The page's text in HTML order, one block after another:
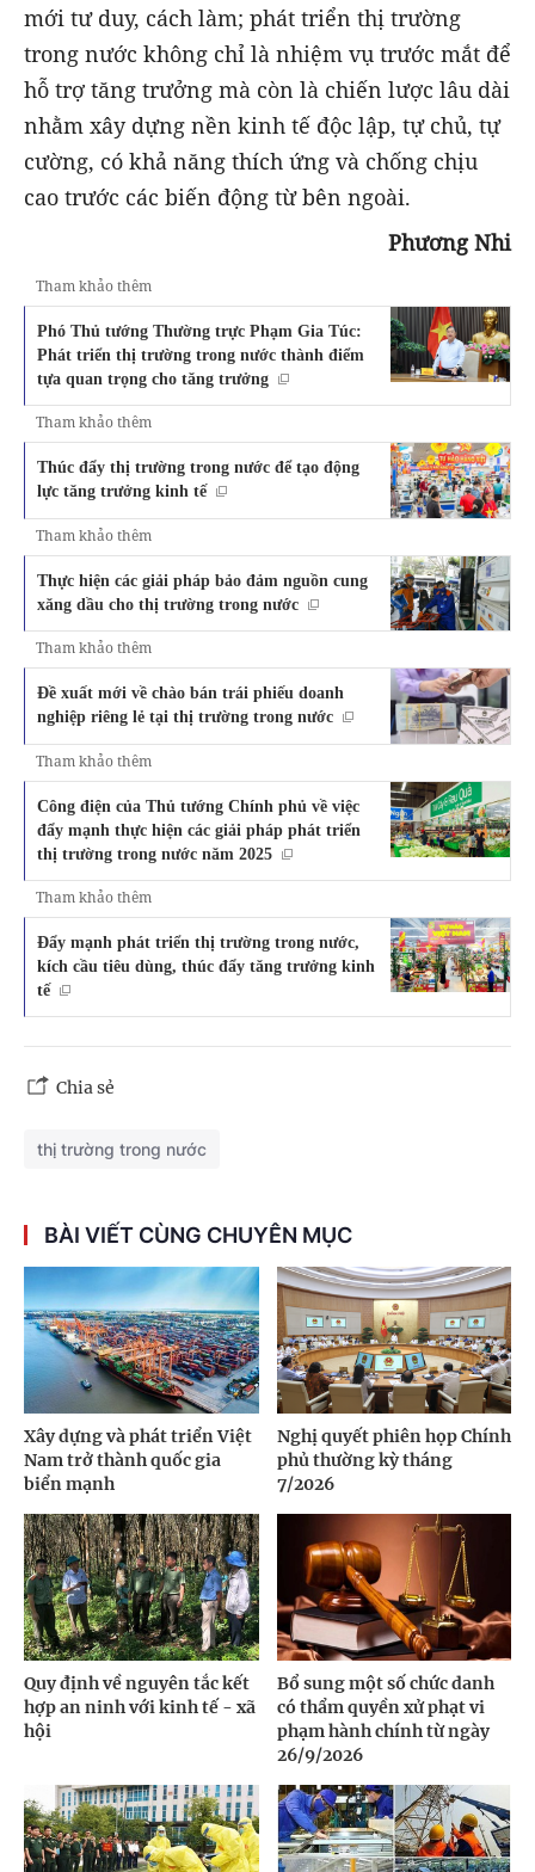
mới tư duy, cách làm; phát triển thị trường
trong nước không chỉ là nhiệm vụ trước mắt để
hỗ trợ tăng trưởng mà còn là chiến lược lâu dài
nhằm xây dựng nền kinh tế độc lập, tự chủ, tự
cường, có khả năng thích ứng và chống chịu
cao trước các biến động từ bên ngoài.
Phương Nhi
Tham khảo thêm
Phó Thủ tướng Thường trực Phạm Gia Túc:
Phát triển thị trường trong nước thành điểm
tựa quan trọng cho tăng trưởng
Tham khảo thêm
Thúc đẩy thị trường trong nước để tạo động
lực tăng trưởng kinh tế
Tham khảo thêm
Thực hiện các giải pháp bảo đảm nguồn cung
xăng dầu cho thị trường trong nước
Tham khảo thêm
Đề xuất mới về chào bán trái phiếu doanh
nghiệp riêng lẻ tại thị trường trong nước
Tham khảo thêm
Công điện của Thủ tướng Chính phủ về việc
đẩy mạnh thực hiện các giải pháp phát triển
thị trường trong nước năm 2025
Tham khảo thêm
Đẩy mạnh phát triển thị trường trong nước,
kích cầu tiêu dùng, thúc đẩy tăng trưởng kinh
tế
Chia sẻ
thị trường trong nước
BÀI VIẾT CÙNG CHUYÊN MỤC
Xây dựng và phát triển Việt
Nam trở thành quốc gia
biển mạnh
Nghị quyết phiên họp Chính
phủ thường kỳ tháng
7/2026
Quy định về nguyên tắc kết
hợp an ninh với kinh tế - xã
hội
Bổ sung một số chức danh
có thẩm quyền xử phạt vi
phạm hành chính từ ngày
26/9/2026